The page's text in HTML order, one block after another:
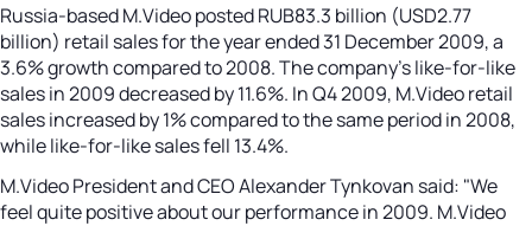
Russia-based M.Video posted RUB83.3 billion (USD2.77
billion) retail sales for the year ended 31 December 2009, a
3.6% growth compared to 2008. The company’s like-for-like
sales in 2009 decreased by 11.6%. In Q4 2009, M.Video retail
sales increased by 1% compared to the same period in 2008,
while like-for-like sales fell 13.4%.
M.Video President and CEO Alexander Tynkovan said: "We
feel quite positive about our performance in 2009. M.Video